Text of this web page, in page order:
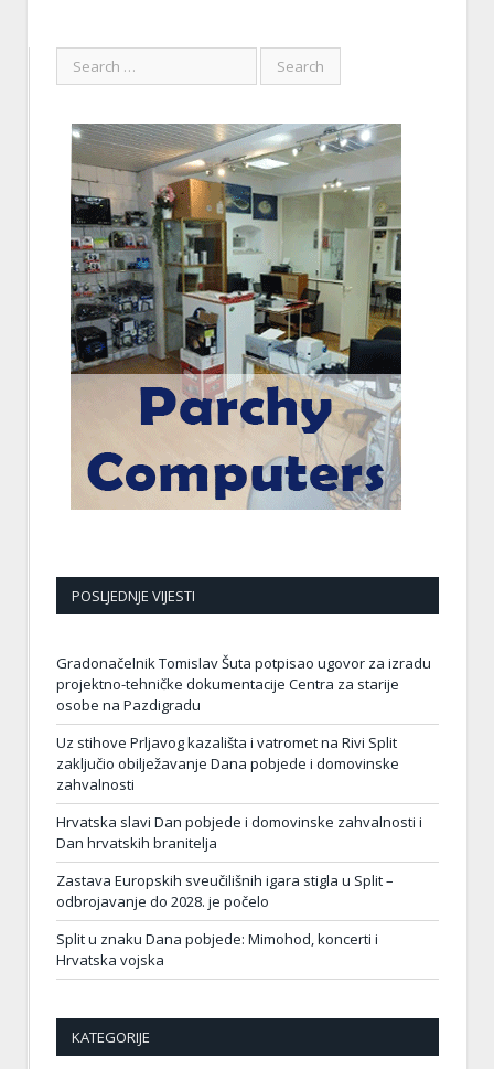
POSLJEDNJE VIJESTI
Gradonačelnik Tomislav Šuta potpisao ugovor za izradu
projektno-tehničke dokumentacije Centra za starije
osobe na Pazdigradu
Uz stihove Prljavog kazališta i vatromet na Rivi Split
zaključio obilježavanje Dana pobjede i domovinske
zahvalnosti
Hrvatska slavi Dan pobjede i domovinske zahvalnosti i
Dan hrvatskih branitelja
Zastava Europskih sveučilišnih igara stigla u Split –
odbrojavanje do 2028. je počelo
Split u znaku Dana pobjede: Mimohod, koncerti i
Hrvatska vojska
KATEGORIJE